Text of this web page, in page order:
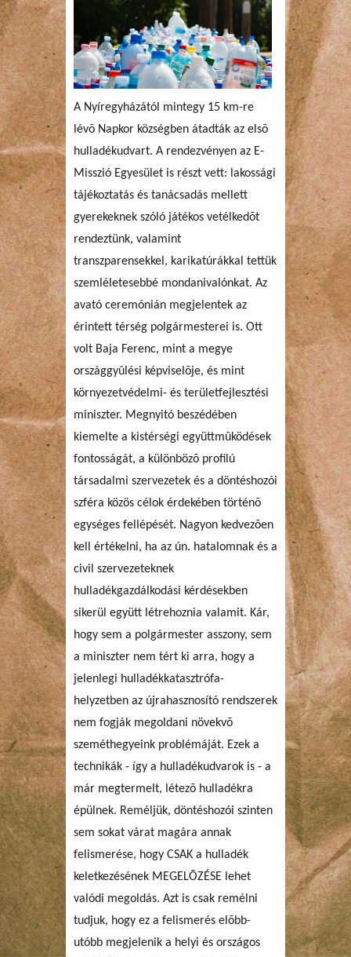
A Nyíregyházától mintegy 15 km-re
lévõ Napkor községben átadták az elsõ
hulladékudvart. A rendezvényen az E-
Misszió Egyesület is részt vett: lakossági
tájékoztatás és tanácsadás mellett
gyerekeknek szóló játékos vetélkedõt
rendeztünk, valamint
transzparensekkel, karikatúrákkal tettük
szemléletesebbé mondanivalónkat. Az
avató ceremónián megjelentek az
érintett térség polgármesterei is. Ott
volt Baja Ferenc, mint a megye
országgyûlési képviselõje, és mint
környezetvédelmi- és területfejlesztési
miniszter. Megnyitó beszédében
kiemelte a kistérségi együttmûködések
fontosságát, a különbözõ profilú
társadalmi szervezetek és a döntéshozói
szféra közös célok érdekében történõ
egységes fellépését. Nagyon kedvezõen
kell értékelni, ha az ún. hatalomnak és a
civil szervezeteknek
hulladékgazdálkodási kérdésekben
sikerül együtt létrehoznia valamit. Kár,
hogy sem a polgármester asszony, sem
a miniszter nem tért ki arra, hogy a
jelenlegi hulladékkatasztrófa-
helyzetben az újrahasznosító rendszerek
nem fogják megoldani növekvõ
szeméthegyeink problémáját. Ezek a
technikák - így a hulladékudvarok is - a
már megtermelt, létezõ hulladékra
épülnek. Reméljük, döntéshozói szinten
sem sokat várat magára annak
felismerése, hogy CSAK a hulladék
keletkezésének MEGELÕZÉSE lehet
valódi megoldás. Azt is csak remélni
tudjuk, hogy ez a felismerés elõbb-
utóbb megjelenik a helyi és országos